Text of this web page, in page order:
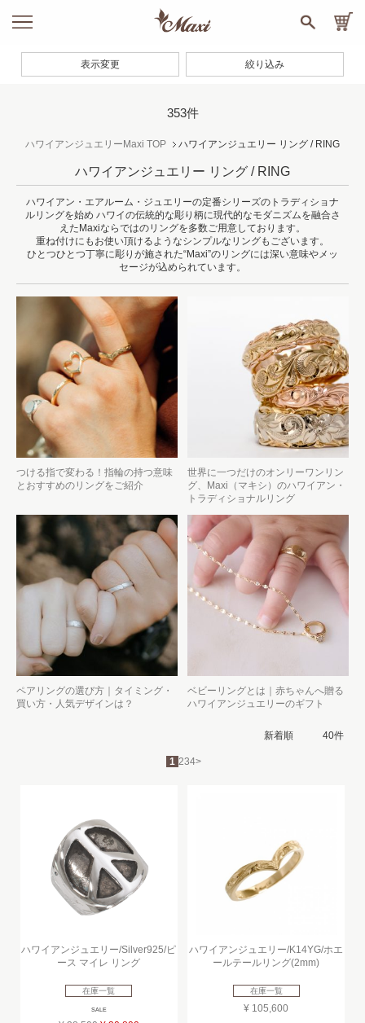
353件
ハワイアンジュエリーMaxi TOP ハワイアンジュエリー リング / RING
ハワイアンジュエリー リング / RING
ハワイアン・エアルーム・ジュエリーの定番シリーズのトラディショナ
ルリングを始め ハワイの伝統的な彫り柄に現代的なモダニズムを融合さ
えたMaxiならではのリングを多数ご用意しております。
重ね付けにもお使い頂けるようなシンプルなリングもございます。
ひとつひとつ丁寧に彫りが施された“Maxi”のリングには深い意味やメッ
セージが込められています。
つける指で変わる！指輪の持つ意味
とおすすめのリングをご紹介
世界に一つだけのオンリーワンリン
グ、Maxi（マキシ）のハワイアン・
トラディショナルリング
ペアリングの選び方｜タイミング・
買い方・人気デザインは？
ベビーリングとは｜赤ちゃんへ贈る
ハワイアンジュエリーのギフト
1 234>
ハワイアンジュエリー/Silver925/ピ
ース マイレ リング
在庫一覧
SALE
ハワイアンジュエリー/K14YG/ホエ
ールテールリング(2mm)
在庫一覧
¥ 105,600
表示変更 絞り込み